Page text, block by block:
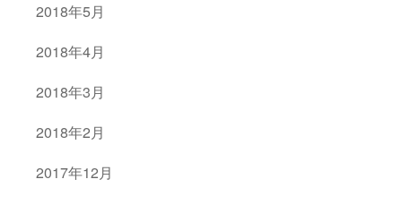
2018年5月
2018年4月
2018年3月
2018年2月
2017年12月